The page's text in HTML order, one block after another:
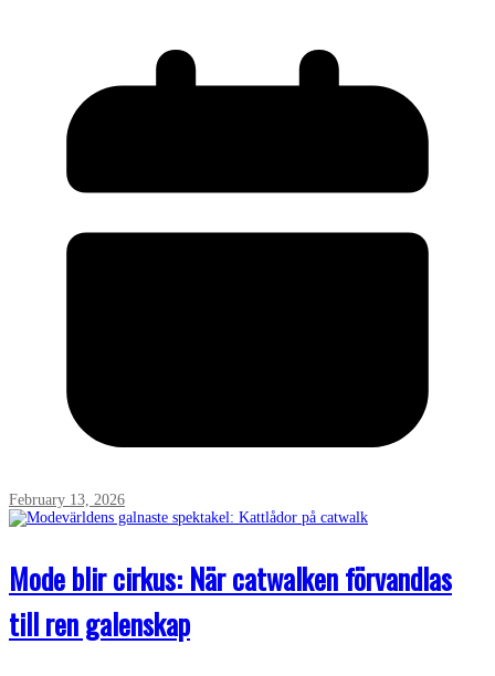
February 13, 2026
Mode blir cirkus: När catwalken förvandlas
till ren galenskap